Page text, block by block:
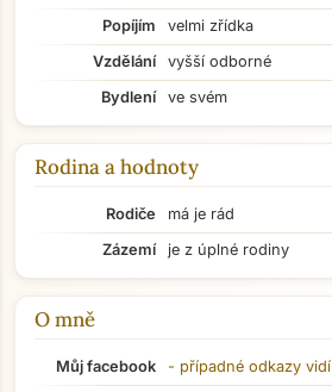
Popíjím
velmi zřídka
Vzdělání
vyšší odborné
Bydlení
ve svém
Rodina a hodnoty
Rodiče
má je rád
Zázemí
je z úplné rodiny
O mně
Můj facebook - případné odkazy vidí